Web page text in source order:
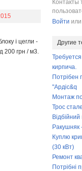
і цегли -
200 грн / м3.
Контакты
Войти
Другие
кирпича.
Потрібен
"Ардіс&q
Монтаж
Трос
Ракушняк
Куплю
(30 кВт)
Ремонт
Потрібні